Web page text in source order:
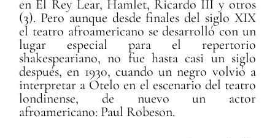
en El Rey Lear, Hamlet, Ricardo III y otros
(3). Pero aunque desde finales del siglo XIX
el teatro afroamericano se desarrolló con un
lugar especial para el repertorio
shakespeariano, no fue hasta casi un siglo
después, en 1930, cuando un negro volvió a
interpretar a Otelo en el escenario del teatro
londinense, de nuevo un actor
afroamericano: Paul Robeson.